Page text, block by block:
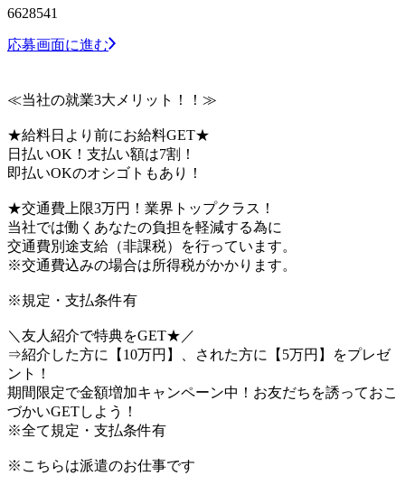
6628541
応募画面に進む
≪当社の就業3大メリット！！≫
★給料日より前にお給料GET★
日払いOK！支払い額は7割！
即払いOKのオシゴトもあり！
★交通費上限3万円！業界トップクラス！
当社では働くあなたの負担を軽減する為に
交通費別途支給（非課税）を行っています。
※交通費込みの場合は所得税がかかります。
※規定・支払条件有
＼友人紹介で特典をGET★／
⇒紹介した方に【10万円】、された方に【5万円】をプレゼ
ント！
期間限定で金額増加キャンペーン中！お友だちを誘っておこ
づかいGETしよう！
※全て規定・支払条件有
※こちらは派遣のお仕事です